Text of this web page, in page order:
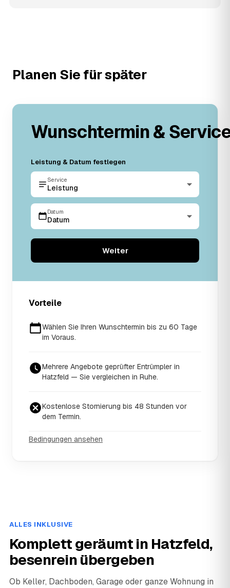
Planen Sie für später
Wunschtermin &
Leistung & Datum festlegen
Service
Leistung
Datum
Datum
Weiter
Vorteile
Wählen Sie Ihren Wunschtermin bis zu 60 Tage
im Voraus.
Mehrere Angebote geprüfter Entrümpler in
Hatzfeld — Sie vergleichen in Ruhe.
Kostenlose Stornierung bis 48 Stunden vor
dem Termin.
Bedingungen ansehen
ALLES INKLUSIVE
Komplett geräumt in Hatzfeld,
besenrein übergeben
Ob Keller, Dachboden, Garage oder ganze Wohnung in